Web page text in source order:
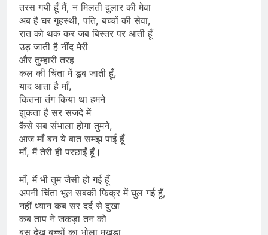
तरस गयी हूँ मैं, न मिलती दुलार की मेवा
अब है घर गृहस्थी, पति, बच्चों की सेवा,
रात को थक कर जब बिस्तर पर आती हूँ
उड़ जाती है नींद मेरी
और तुम्हारी तरह
कल की चिंता में डूब जाती हूँ,
याद आता है माँ,
कितना तंग किया था हमने
झुकता है सर सजदे में
कैसे सब संभाला होगा तुमने,
आज माँ बन ये बात समझ पाई हूँ
माँ, मैं तेरी ही परछाईं हूँ।
माँ, मैं भी तुम जैसी हो गई हूँ
अपनी चिंता भूल सबकी फिक्र में घुल गई हूँ,
नहीं ध्यान कब सर दर्द से दुखा
कब ताप ने जकड़ा तन को
बस देख बच्चों का भोला मुखड़ा